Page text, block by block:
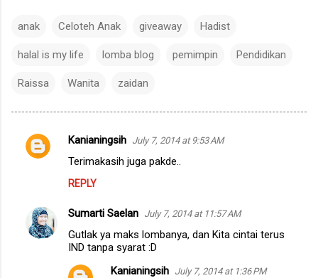
anak Celoteh Anak giveaway Hadist
halal is my life lomba blog pemimpin Pendidikan
Raissa Wanita zaidan
C
m
e
Kanianingsih July 7, 2014 at 9:53 AM
Terimakasih juga pakde..
REPLY
Sumarti Saelan July 7, 2014 at 11:57 AM
Gutlak ya maks lombanya, dan Kita cintai terus
IND tanpa syarat :D
Kanianingsih July 7, 2014 at 1:36 PM